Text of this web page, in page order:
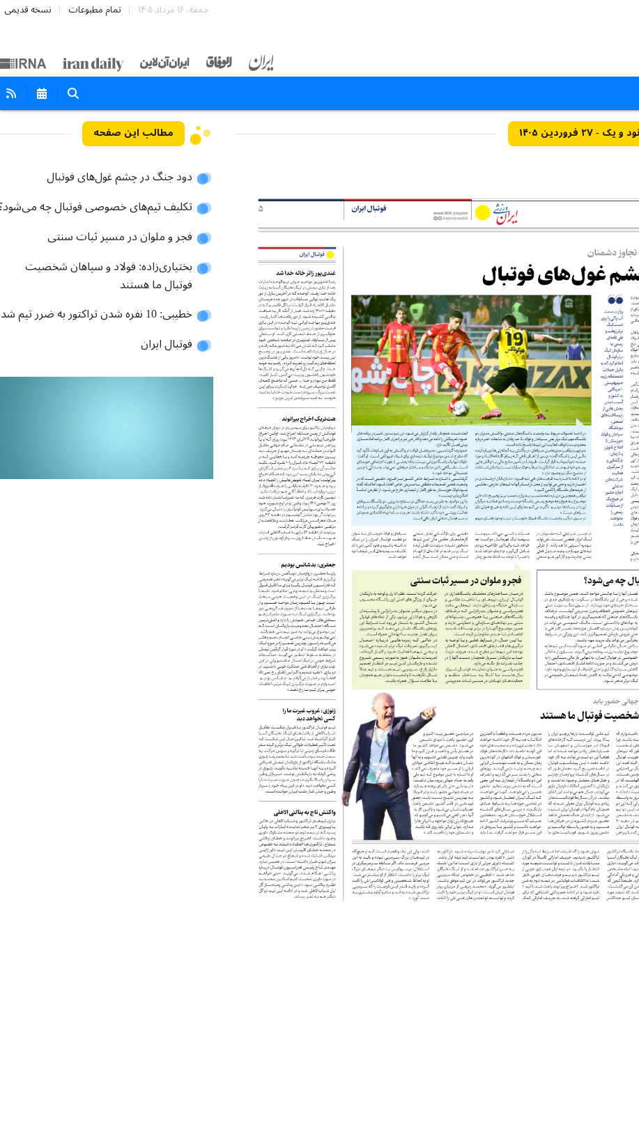
جمعه، ۱۶ مرداد ۱۴۰۵ تمام مطبوعات نسخه قدیمی
۱۴۰۵ مطالب این صفحه
دود جنگ در چشم غول‌های فوتبال
تکلیف تیم‌های خصوصی فوتبال چه
فجر و ملوان در مسیر ثبات سنتی
بختیاری‌زاده: فولاد و سپاهان شخصیت
فوتبال ما هستند
خطیبی: 10 نفره شدن تراکتور به ضرر تیم شد
فوتبال ایران